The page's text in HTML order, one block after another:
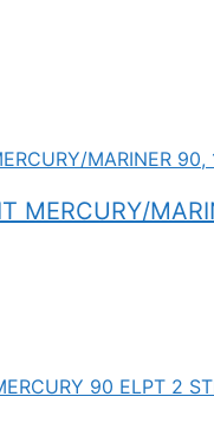
MERCURY/